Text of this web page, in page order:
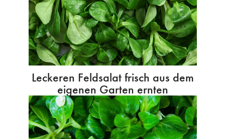
Leckeren Feldsalat frisch aus dem
eigenen Garten ernten